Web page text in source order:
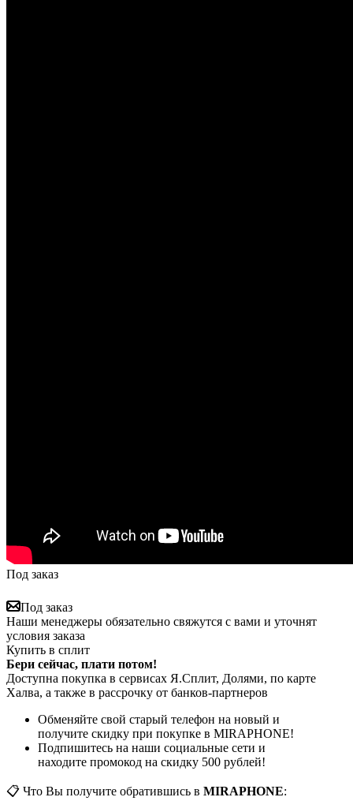
Под заказ
Под заказ
Наши менеджеры обязательно свяжутся с вами и уточнят
условия заказа
Купить в сплит
Бери сейчас, плати потом!
Доступна покупка в сервисах Я.Сплит, Долями, по карте
Халва, а также в рассрочку от банков-партнеров
Обменяйте свой старый телефон на новый и
получите скидку при покупке в MIRAPHONE!
Подпишитесь на наши социальные сети и
находите промокод на скидку 500 рублей!
📋 Что Вы получите обратившись в MIRAPHONE: